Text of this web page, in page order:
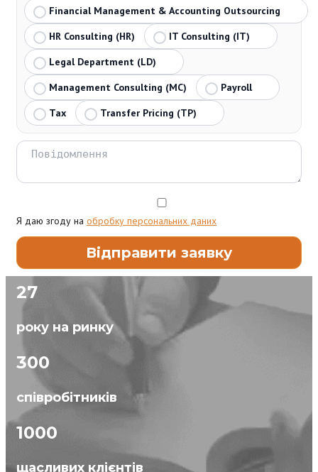
Financial Management & Accounting Outsourcing
HR Consulting (HR)
IT Consulting (IT)
Legal Department (LD)
Management Consulting (MC)
Payroll
Tax
Transfer Pricing (TP)
Я даю згоду на обробку персональних даних
27
року на ринку
300
співробітників
1000
щасливих клієнтів